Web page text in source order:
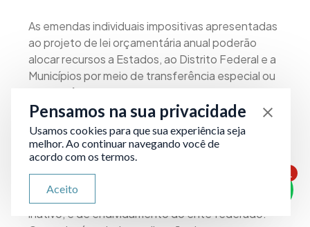
As emendas individuais impositivas apresentadas
ao projeto de lei orçamentária anual poderão
alocar recursos a Estados, ao Distrito Federal e a
Municípios por meio de transferência especial ou
transferência com finalidade definida.
Os recursos transferidos na qualidade de
emendas impositivas a Estados, ao Distrito
Federal e a Municípios não integram a receita de
dos limites da despesa com pessoal ativo e
inativo, e de endividamento do ente federado.
1
Pensamos na sua privacidade
Usamos cookies para que sua experiência seja
melhor. Ao continuar navegando você de
acordo com os termos.
Aceito